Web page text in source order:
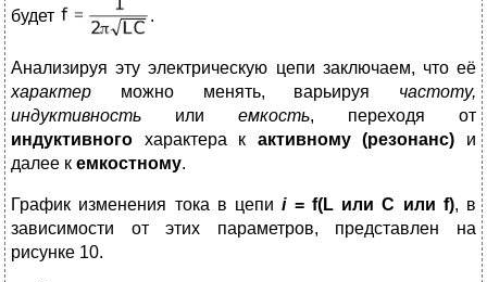
будет .
Анализируя эту электрическую цепи заключаем, что её
характер можно менять, варьируя частоту,
индуктивность или емкость, переходя от
индуктивного характера к активному (резонанс) и
далее к емкостному.
График изменения тока в цепиi = f(L или C или f), в
зависимости от этих параметров, представлен на
рисунке 10.